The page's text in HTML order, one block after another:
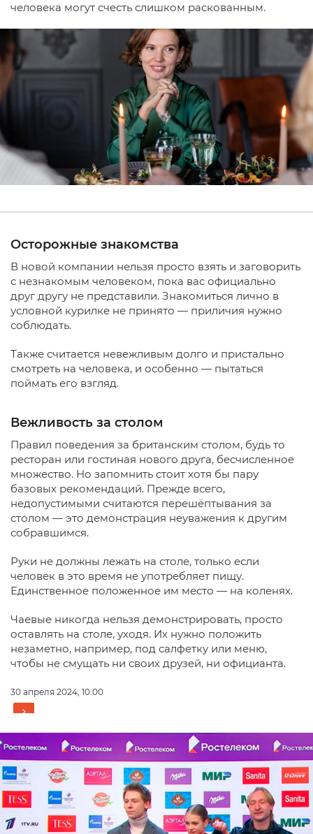
человека могут счесть слишком раскованным.
Осторожные знакомства
В новой компании нельзя просто взять и заговорить
с незнакомым человеком, пока вас официально
друг другу не представили. Знакомиться лично в
условной курилке не принято — приличия нужно
соблюдать.
Также считается невежливым долго и пристально
смотреть на человека, и особенно — пытаться
поймать его взгляд.
Вежливость за столом
Правил поведения за британским столом, будь то
ресторан или гостиная нового друга, бесчисленное
множество. Но запомнить стоит хотя бы пару
базовых рекомендаций. Прежде всего,
недопустимыми считаются перешёптывания за
столом — это демонстрация неуважения к другим
собравшимся.
Руки не должны лежать на столе, только если
человек в это время не употребляет пищу.
Единственное положенное им место — на коленях.
Чаевые никогда нельзя демонстрировать, просто
оставлять на столе, уходя. Их нужно положить
незаметно, например, под салфетку или меню,
чтобы не смущать ни своих друзей, ни официанта.
30 апреля 2024, 10:00